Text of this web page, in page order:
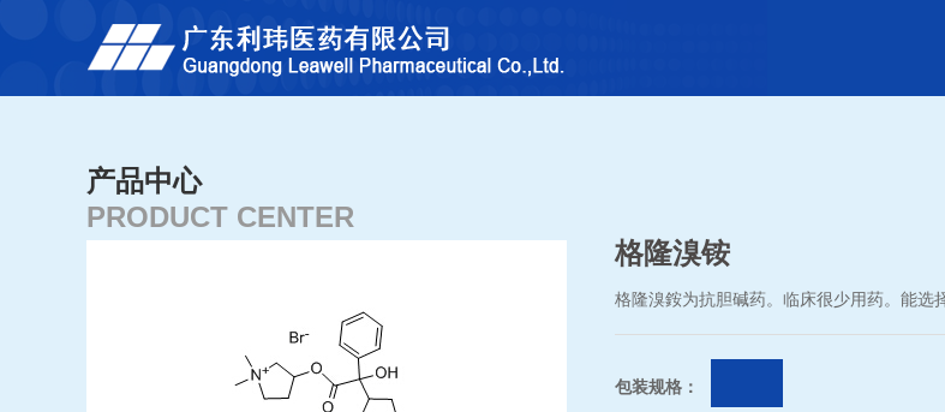
产品中心
PRODUCT CENTER
格隆溴铵
格隆溴銨为抗胆碱药。临床很少用药。能选
包装规格：